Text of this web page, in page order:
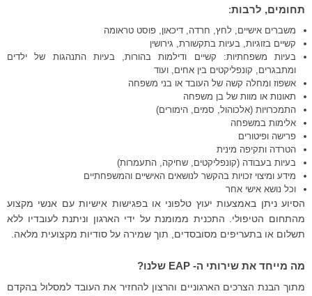
תחומים, לרבות:
משברים אישיים, לחץ, חרדה, דיכאון, פוסט טראומה
קשיים בזוגיות, בעיות בתקשורת, גירושין
בעיות משפחתיות: קשיים ודילמות בהורות, בעיות התנהגות של ילדים
ומתבגרים, קונפליקטים בין אחים, ועוד
אשפוז ומחלה קשה של העובד או בני משפחה
תאונות או מוות של בן משפחה
התמכרויות (אלכוהול, סמים, הימורים)
אלימות במשפחה
פרישה ופיטורים
הטרדה ותקיפה מינית
בעיות בעבודה (קונפליקטים, שחיקה, התעמרות)
מידע ומיצוי זכויות בהקשר לנושאים האישיים והמשפחתיים
וכל נושא אישי אחר
הסיוע ניתן באמצעות יעוץ טלפוני או בפגישות אישיות עם אנשי מקצוע
מהתחום הטיפולי. התכנית ממומנת על ידי הארגון וניתנת לעובדיו ללא
תשלום או בתעריפים מסובסדים, תוך שמירה על סודיות מקצועית מלאה.
מה מייחד את שירותי ה- EAP שלנו?
מתוך הבנת הצרכים הארגוניים והרצון להחזיר את העובד למסלול בהקדם